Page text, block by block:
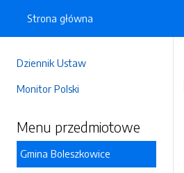
Dziennik Ustaw
Monitor Polski
Menu przedmiotowe
Gmina Boleszkowice
Strona główna